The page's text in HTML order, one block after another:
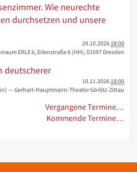
Wie neurechte
durchsetzen und unsere
29.10.2026 18:00
ERLE 6, Erlenstraße 6 (HH), 01097 Dresden
deutscherer
10.11.2026 18:00
— Gerhart-Hauptmann-Theater Görlitz-Zittau
Vergangene Termine…
Kommende Termine…